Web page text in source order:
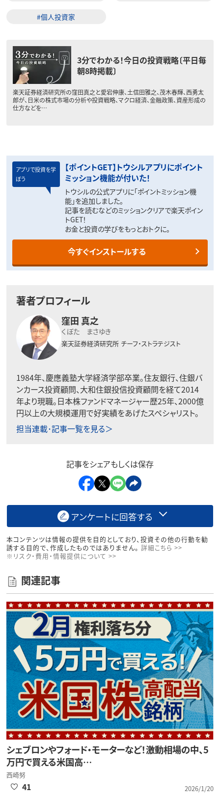
#個人投資家
3分でわかる！今日の投資戦略〔平日毎
朝8時掲載〕
楽天証券経済研究所の窪田真之と愛宕伸康、土信田雅之、茂木春輝、西勇太
郎が、日米の株式市場の分析や投資戦略、マクロ経済、金融政策、資産形成の
仕方などを…
アプリで投資を学
ぼう
【ポイントGET】トウシルアプリにポイント
ミッション機能が付いた！
トウシルの公式アプリに「ポイントミッション機
能」を追加しました。
記事を読むなどのミッションクリアで楽天ポイン
トGET！
お金と投資の学びをもっとおトクに。
今すぐインストールする
著者プロフィール
窪田 真之
くぼた まさゆき
楽天証券経済研究所 チーフ・ストラテジスト
1984年、慶應義塾大学経済学部卒業。住友銀行、住銀バ
ンカース投資顧問、大和住銀投信投資顧問を経て2014
年より現職。日本株ファンドマネージャー歴25年、2000億
円以上の大規模運用で好実績をあげたスペシャリスト。
担当連載･記事一覧を見る＞
記事をシェアもしくは保存
アンケートに回答する
本コンテンツは情報の提供を目的としており、投資その他の行動を勧
誘する目的で、作成したものではありません。 詳細こちら >>
※リスク・費用・情報提供について >>
関連記事
シェブロンやフォード・モーターなど！激動相場の中、5
万円で買える米国高…
西崎努
2026/1/20
41